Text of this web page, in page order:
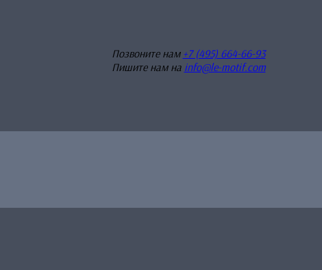
Позвоните нам +7 (495) 664-66-93
Пишите нам на info@le-motif.com